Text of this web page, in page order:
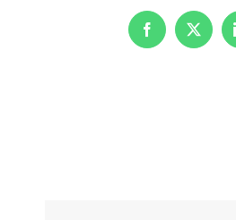
Facebook
X